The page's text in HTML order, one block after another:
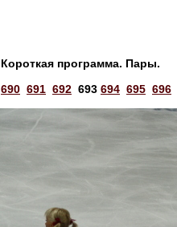
Короткая программа. Пары.
690 691 692 693 694 695 696